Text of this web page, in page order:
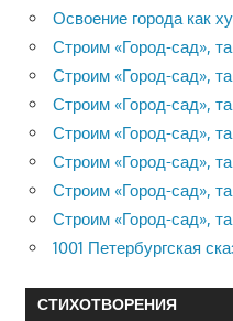
Освоение города как
Строим «Город-сад»,
Строим «Город-сад»,
Строим «Город-сад»,
Строим «Город-сад»,
Строим «Город-сад»,
Строим «Город-сад»,
Строим «Город-сад»,
1001 Петербургская
СТИХОТВОРЕНИЯ